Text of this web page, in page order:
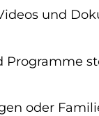
und
oder